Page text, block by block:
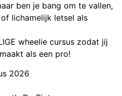
ben je bang om te vallen,
lichamelijk letsel als
wheelie cursus zodat jij
als een pro!
2026